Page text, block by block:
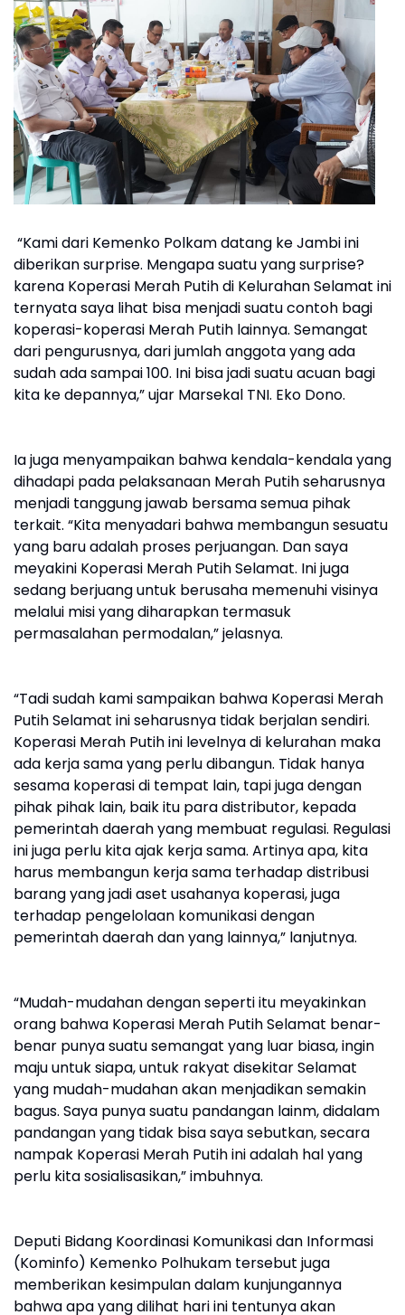
“Kami dari Kemenko Polkam datang ke Jambi ini
diberikan surprise. Mengapa suatu yang surprise?
karena Koperasi Merah Putih di Kelurahan Selamat ini
ternyata saya lihat bisa menjadi suatu contoh bagi
koperasi-koperasi Merah Putih lainnya. Semangat
dari pengurusnya, dari jumlah anggota yang ada
sudah ada sampai 100. Ini bisa jadi suatu acuan bagi
kita ke depannya,” ujar Marsekal TNI. Eko Dono.
Ia juga menyampaikan bahwa kendala-kendala yang
dihadapi pada pelaksanaan Merah Putih seharusnya
menjadi tanggung jawab bersama semua pihak
terkait. “Kita menyadari bahwa membangun sesuatu
yang baru adalah proses perjuangan. Dan saya
meyakini Koperasi Merah Putih Selamat. Ini juga
sedang berjuang untuk berusaha memenuhi visinya
melalui misi yang diharapkan termasuk
permasalahan permodalan,” jelasnya.
“Tadi sudah kami sampaikan bahwa Koperasi Merah
Putih Selamat ini seharusnya tidak berjalan sendiri.
Koperasi Merah Putih ini levelnya di kelurahan maka
ada kerja sama yang perlu dibangun. Tidak hanya
sesama koperasi di tempat lain, tapi juga dengan
pihak pihak lain, baik itu para distributor, kepada
pemerintah daerah yang membuat regulasi. Regulasi
ini juga perlu kita ajak kerja sama. Artinya apa, kita
harus membangun kerja sama terhadap distribusi
barang yang jadi aset usahanya koperasi, juga
terhadap pengelolaan komunikasi dengan
pemerintah daerah dan yang lainnya,” lanjutnya.
“Mudah-mudahan dengan seperti itu meyakinkan
orang bahwa Koperasi Merah Putih Selamat benar-
benar punya suatu semangat yang luar biasa, ingin
maju untuk siapa, untuk rakyat disekitar Selamat
yang mudah-mudahan akan menjadikan semakin
bagus. Saya punya suatu pandangan lainm, didalam
pandangan yang tidak bisa saya sebutkan, secara
nampak Koperasi Merah Putih ini adalah hal yang
perlu kita sosialisasikan,” imbuhnya.
Deputi Bidang Koordinasi Komunikasi dan Informasi
(Kominfo) Kemenko Polhukam tersebut juga
memberikan kesimpulan dalam kunjungannya
bahwa apa yang dilihat hari ini tentunya akan